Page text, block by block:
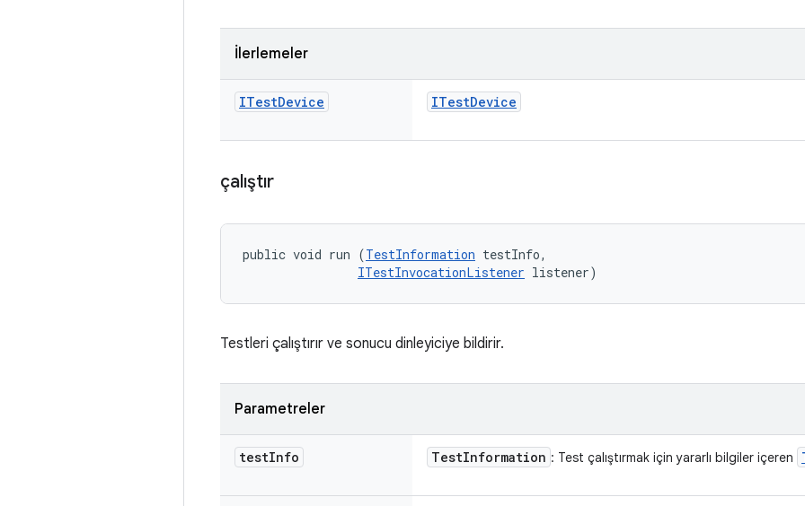
İlerlemeler
ITestDevice ITestDevice
çalıştır
public void run (TestInformation testInfo,
ITestInvocationListener listener)
Testleri çalıştırır ve sonucu dinleyiciye bildirir.
Parametreler
testInfo TestInformation : Test çalıştırmak için yararlı bilgiler içeren